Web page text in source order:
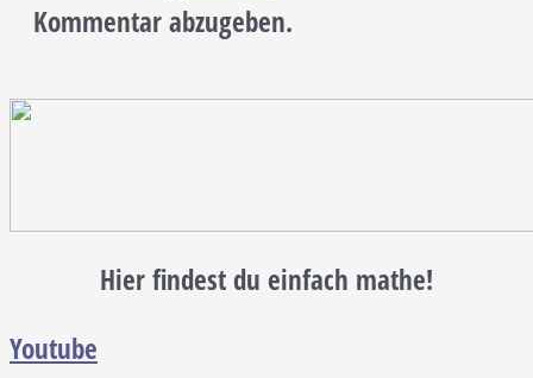
Kommentar abzugeben.
Hier findest du einfach mathe!
Youtube